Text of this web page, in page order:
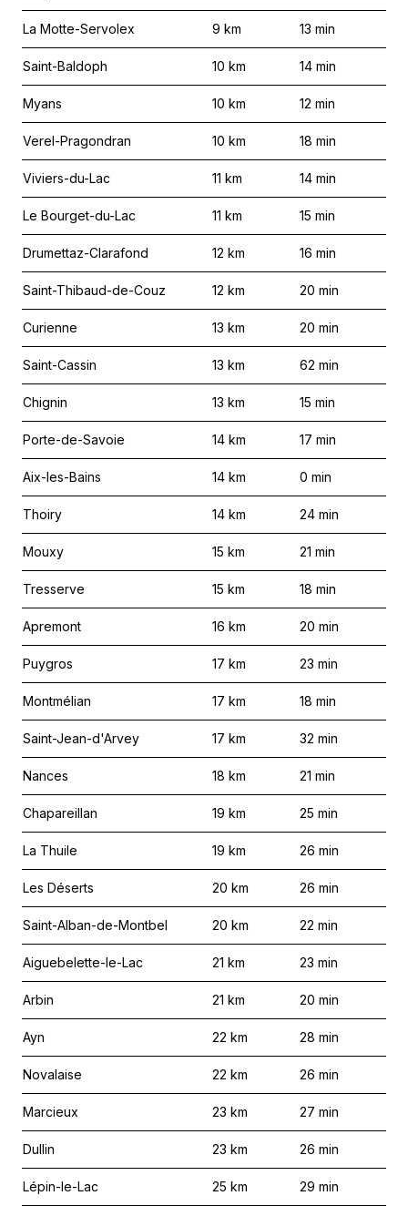
La Motte-Servolex 9 km 13 min
Saint-Baldoph 10 km 14 min
Myans 10 km 12 min
Verel-Pragondran 10 km 18 min
Viviers-du-Lac 11 km 14 min
Le Bourget-du-Lac 11 km 15 min
Drumettaz-Clarafond 12 km 16 min
Saint-Thibaud-de-Couz 12 km 20 min
Curienne 13 km 20 min
Saint-Cassin 13 km 62 min
Chignin 13 km 15 min
Porte-de-Savoie 14 km 17 min
Aix-les-Bains 14 km 0 min
Thoiry 14 km 24 min
Mouxy 15 km 21 min
Tresserve 15 km 18 min
Apremont 16 km 20 min
Puygros 17 km 23 min
Montmélian 17 km 18 min
Saint-Jean-d'Arvey 17 km 32 min
Nances 18 km 21 min
Chapareillan 19 km 25 min
La Thuile 19 km 26 min
Les Déserts 20 km 26 min
Saint-Alban-de-Montbel 20 km 22 min
Aiguebelette-le-Lac 21 km 23 min
Arbin 21 km 20 min
Ayn 22 km 28 min
Novalaise 22 km 26 min
Marcieux 23 km 27 min
Dullin 23 km 26 min
Lépin-le-Lac 25 km 29 min